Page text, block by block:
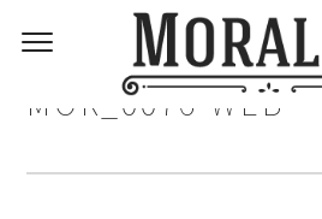
MOR_0076-WEB